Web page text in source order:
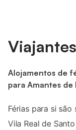
Alojamentos de
para Amantes de
Férias para si
Vila Real de